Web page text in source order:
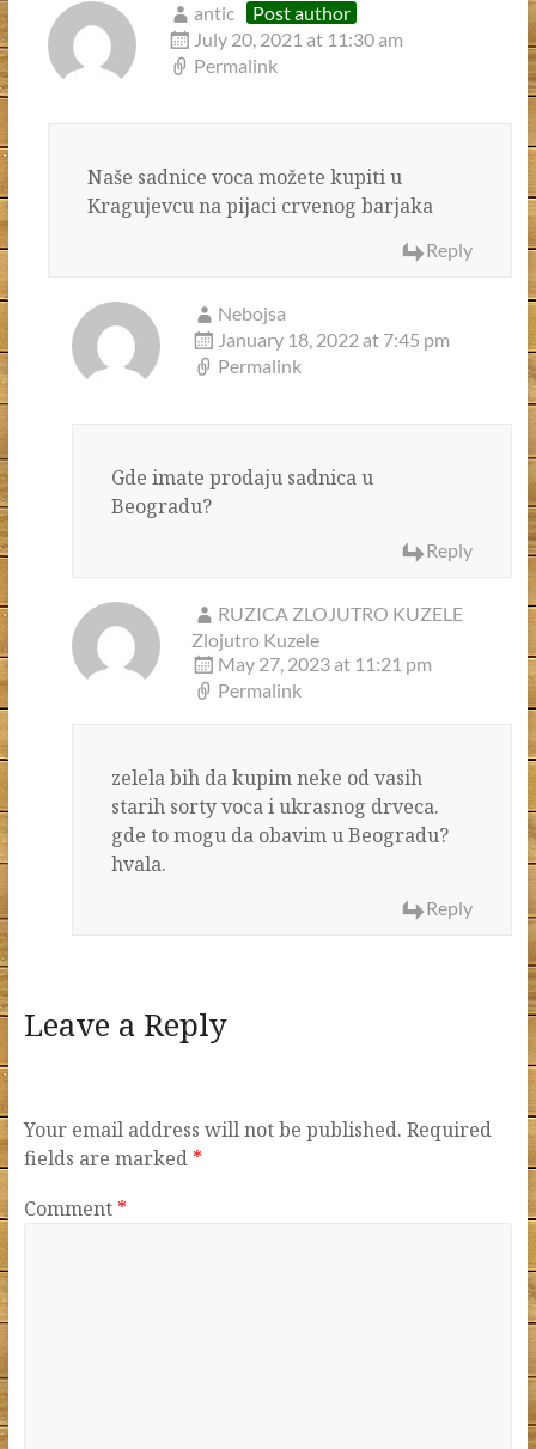
antic
Post author
July 20, 2021 at 11:30 am
Permalink
Naše sadnice voca možete kupiti u
Kragujevcu na pijaci crvenog barjaka
Reply
Nebojsa
January 18, 2022 at 7:45 pm
Permalink
Gde imate prodaju sadnica u
Beogradu?
Reply
RUZICA ZLOJUTRO KUZELE
Zlojutro Kuzele
May 27, 2023 at 11:21 pm
Permalink
zelela bih da kupim neke od vasih
starih sorty voca i ukrasnog drveca.
gde to mogu da obavim u Beogradu?
hvala.
Reply
Leave a Reply
Your email address will not be published. Required
fields are marked *
Comment *